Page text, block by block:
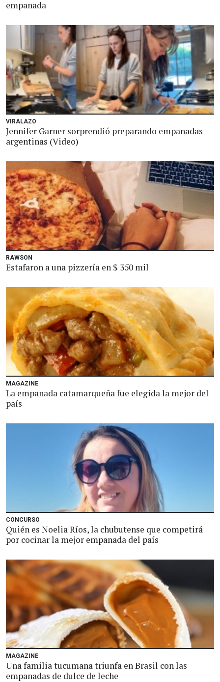
empanada
VIRALAZO
Jennifer Garner sorprendió preparando empanadas
argentinas (Video)
RAWSON
Estafaron a una pizzería en $ 350 mil
MAGAZINE
La empanada catamarqueña fue elegida la mejor del
país
CONCURSO
Quién es Noelia Ríos, la chubutense que competirá
por cocinar la mejor empanada del país
MAGAZINE
Una familia tucumana triunfa en Brasil con las
empanadas de dulce de leche